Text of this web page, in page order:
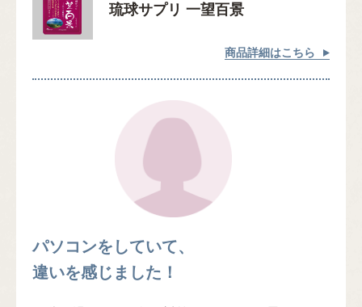
琉球サプリ 一望百景
商品詳細はこちら
パソコンをしていて、
違いを感じました！